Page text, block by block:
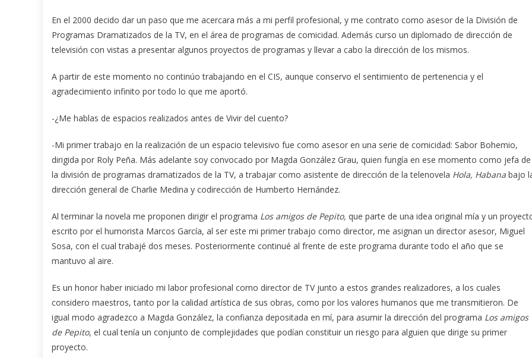
En el 2000 decido dar un paso que me acercara más a mi perfil profesional, y me contrato como asesor de la División de
Programas Dramatizados de la TV, en el área de programas de comicidad. Además curso un diplomado de dirección de
televisión con vistas a presentar algunos proyectos de programas y llevar a cabo la dirección de los mismos.
A partir de este momento no continúo trabajando en el CIS, aunque conservo el sentimiento de pertenencia y el
agradecimiento infinito por todo lo que me aportó.
-¿Me hablas de espacios realizados antes de Vivir del cuento?
-Mi primer trabajo en la realización de un espacio televisivo fue como asesor en una serie de comicidad: Sabor Bohemio,
dirigida por Roly Peña. Más adelante soy convocado por Magda González Grau, quien fungía en ese momento como jefa de
la división de programas dramatizados de la TV, a trabajar como asistente de dirección de la telenovela Hola, Habana bajo
dirección general de Charlie Medina y codirección de Humberto Hernández.
Al terminar la novela me proponen dirigir el programa Los amigos de Pepito, que parte de una idea original mía y un
escrito por el humorista Marcos García, al ser este mi primer trabajo como director, me asignan un director asesor, Miguel
Sosa, con el cual trabajé dos meses. Posteriormente continué al frente de este programa durante todo el año que se
mantuvo al aire.
Es un honor haber iniciado mi labor profesional como director de TV junto a estos grandes realizadores, a los cuales
considero maestros, tanto por la calidad artística de sus obras, como por los valores humanos que me transmitieron. De
igual modo agradezco a Magda González, la confianza depositada en mí, para asumir la dirección del programa Los amigos
de Pepito, el cual tenía un conjunto de complejidades que podían constituir un riesgo para alguien que dirige su primer
proyecto.